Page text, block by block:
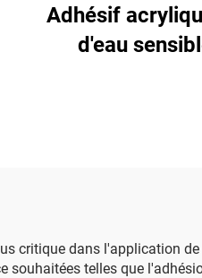
Adhésif
d'eau
critique dans l'application
souhaitées telles que